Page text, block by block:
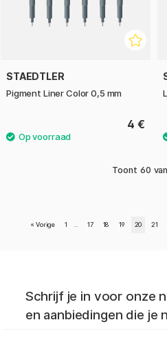
STAEDTLER
Pigment Liner Color 0,5 mm
4 €
Toont 60 van
« Vorige 1 17 18 19 20 21
Schrijf je in voor onze
en aanbiedingen die je